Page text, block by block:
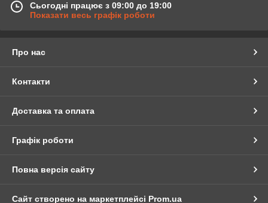
Сьогодні працює з 09:00 до 19:00
Показати весь графік роботи
Про нас
Контакти
Доставка та оплата
Графік роботи
Повна версія сайту
Сайт створено на маркетплейсі Prom.ua